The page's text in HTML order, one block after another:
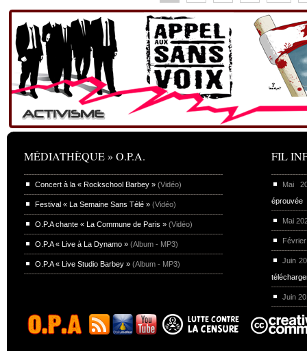
MÉDIATHÈQUE » O.P.A.
Concert à la « Rockschool Barbey » (Vidéo)
Festival « La Semaine Sans Télé » (Vidéo)
O.P.A chante « La Commune de Paris » (Vidéo)
O.P.A « Live à La Dynamo » (Album - MP3)
O.P.A « Live Studio Barbey » (Album - MP3)
FIL
Mai
éprouvée
Mai
Juin
Juin